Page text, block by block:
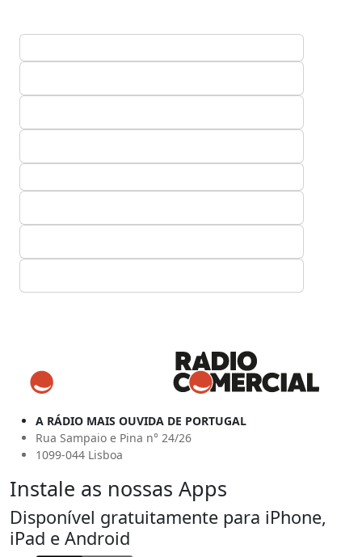
A RÁDIO MAIS OUVIDA DE PORTUGAL
Rua Sampaio e Pina n° 24/26
1099-044 Lisboa
Instale as nossas Apps
Disponível gratuitamente para iPhone,
iPad e Android